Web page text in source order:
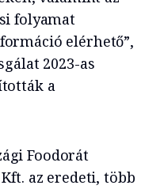
folyamat
elérhető”,
2023-as
a
Foodorát
az eredeti, több